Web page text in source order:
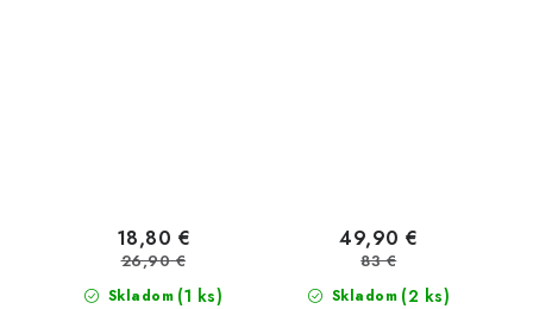
Skladom (1 ks)
18,80 €
26,90 €
Skladom (2 ks)
49,90 €
83 €